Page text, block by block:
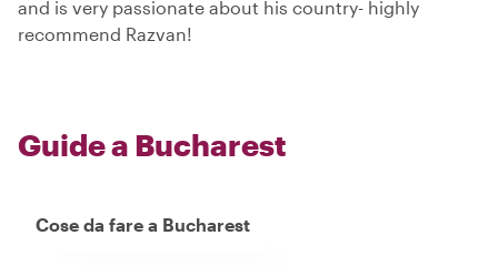
and is very passionate about his country- highly
recommend Razvan!
Guide a Bucharest
Cose da fare a Bucharest